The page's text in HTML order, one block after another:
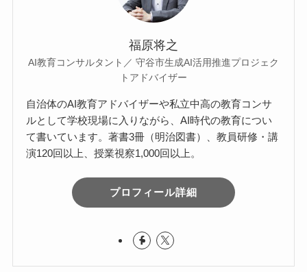
福原将之
AI教育コンサルタント／ 守谷市生成AI活用推進プロジェク
トアドバイザー
自治体のAI教育アドバイザーや私立中高の教育コンサ
ルとして学校現場に入りながら、AI時代の教育につい
て書いています。著書3冊（明治図書）、教員研修・講
演120回以上、授業視察1,000回以上。
プロフィール詳細